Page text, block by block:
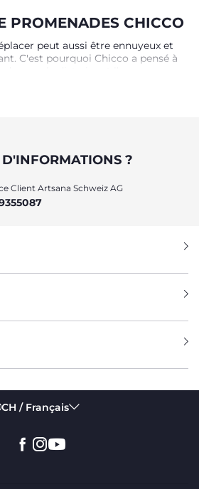
PROMENADES CHICCO
peut aussi être ennuyeux et
C'est pourquoi Chicco a pensé à
?
Client Artsana Schweiz AG
CH / Français